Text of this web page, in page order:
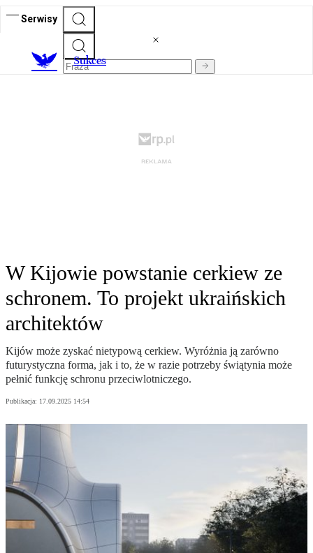
Serwisy
Sukces
W Kijowie powstanie cerkiew ze
schronem. To projekt ukraińskich
architektów
Kijów może zyskać nietypową cerkiew. Wyróżnia ją zarówno
futurystyczna forma, jak i to, że w razie potrzeby świątynia może
pełnić funkcję schronu przeciwlotniczego.
Publikacja: 17.09.2025 14:54